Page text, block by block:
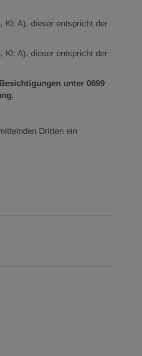
Kl: A), dieser entspricht der
Kl: A), dieser entspricht der
unter 0699
Dritten ein